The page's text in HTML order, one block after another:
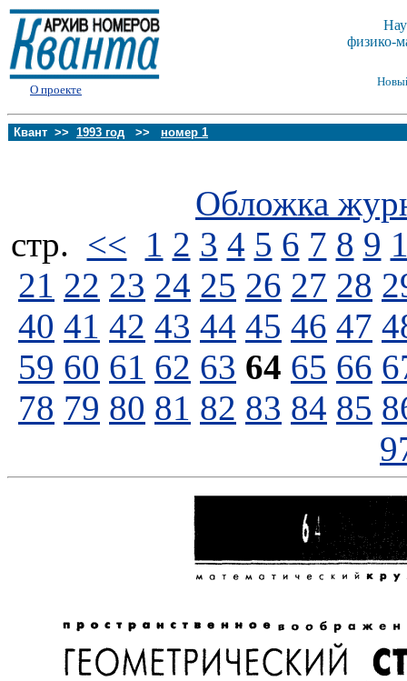
О проекте
физико-
Квант >> 1993 год >> номер 1
Обложка
стp. << 1 2 3 4 5 6 7 8 9
21 22 23 24 25 26 27 28
40 41 42 43 44 45 46 47
59 60 61 62 63 64 65 66
78 79 80 81 82 83 84 85